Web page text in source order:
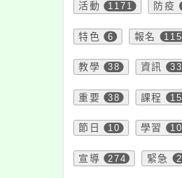
活動 1171 防疫
特色 6 報名
教學 38 資訊
重要 38 課程
節日 10 學習
宣導 274 緊急 2
人九九文教基
2025年全美中
國立海
「112年